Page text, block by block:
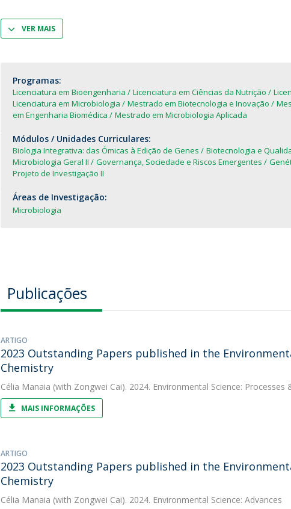
Formação Avançada
Teen Academy
Bio & Tec: Cientista por um dia
Jornadas de Biotecnologia
VER MAIS
Programas:
Licenciatura em Bioengenharia Licenciatura em Ciências da Nutrição
Licenciatura em Microbiologia
Mestrado em Biotecnologia e Inovação
em Engenharia Biomédica
Mestrado em Microbiologia Aplicada
Módulos / Unidades Curriculares:
Biologia Integrativa: das Ómicas à Edição de Genes Biotecnologia e
Microbiologia Geral II
Governança, Sociedade e Riscos Emergentes
Projeto de Investigação II
Áreas de Investigação:
Microbiologia
Publicações
ARTIGO
2023 Outstanding Papers published in the
Chemistry
Célia Manaia (with Zongwei Cai). 2024. Environmental Science: Processes
MAIS INFORMAÇÕES
ARTIGO
2023 Outstanding Papers published in the
Chemistry
Célia Manaia (with Zongwei Cai). 2024. Environmental Science: Advances